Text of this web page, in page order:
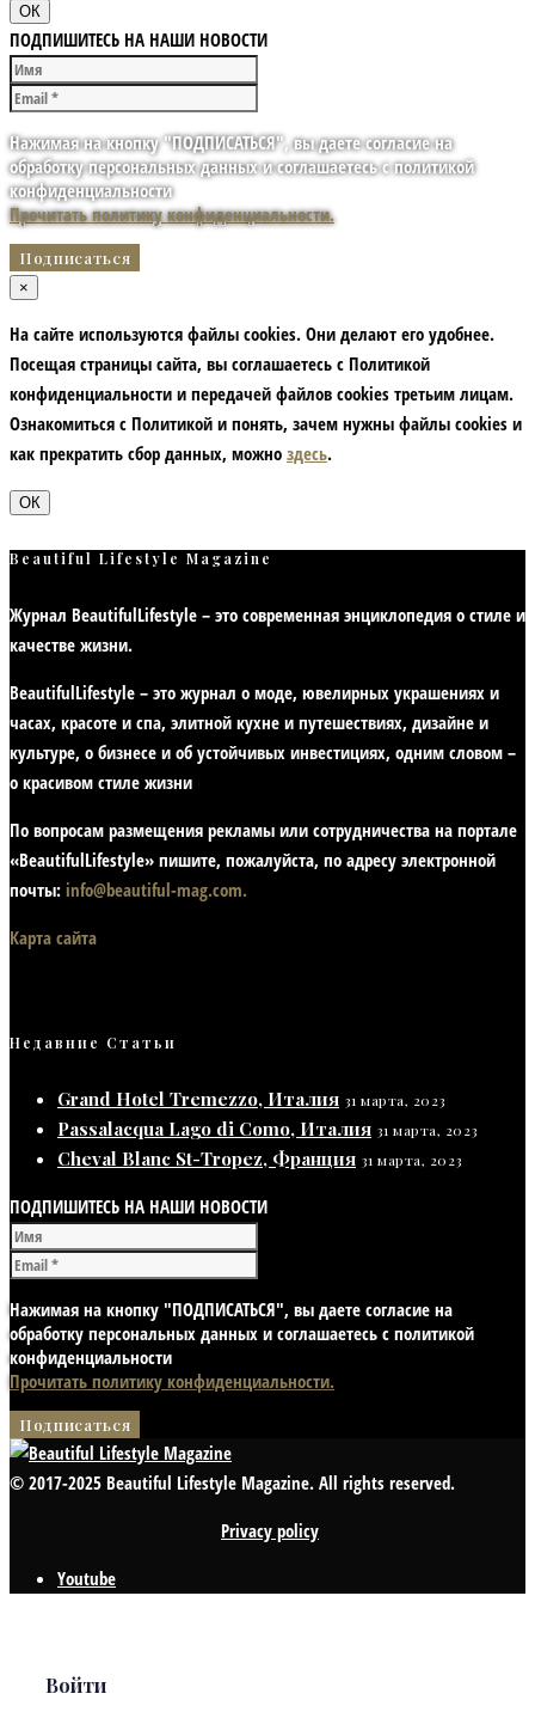
ОК
ПОДПИШИТЕСЬ НА НАШИ НОВОСТИ
Нажимая на кнопку "ПОДПИСАТЬСЯ", вы даете согласие на
обработку персональных данных и соглашаетесь с политикой
конфиденциальности
Прочитать политику конфиденциальности.
×
На сайте используются файлы cookies. Они делают его удобнее.
Посещая страницы сайта, вы соглашаетесь с Политикой
конфиденциальности и передачей файлов cookies третьим лицам.
Ознакомиться с Политикой и понять, зачем нужны файлы сookies и
как прекратить сбор данных, можно здесь.
ОК
Beautiful Lifestyle Magazine
Журнал BeautifulLifestyle – это современная энциклопедия о стиле и
качестве жизни.
BeautifulLifestyle – это журнал о моде, ювелирных украшениях и
часах, красоте и спа, элитной кухне и путешествиях, дизайне и
культуре, о бизнесе и об устойчивых инвестициях, одним словом –
о красивом стиле жизни
По вопросам размещения рекламы или сотрудничества на портале
«BeautifulLifestyle» пишите, пожалуйста, по адресу электронной
почты: info@beautiful-mag.com.
Карта сайта
Недавние Статьи
Grand Hotel Tremezzo, Италия 31 марта, 2023
Passalacqua Lago di Como, Италия 31 марта, 2023
Cheval Blanc St-Tropez, Франция 31 марта, 2023
ПОДПИШИТЕСЬ НА НАШИ НОВОСТИ
Нажимая на кнопку "ПОДПИСАТЬСЯ", вы даете согласие на
обработку персональных данных и соглашаетесь с политикой
конфиденциальности
Прочитать политику конфиденциальности.
© 2017-2025 Beautiful Lifestyle Magazine. All rights reserved.
Privacy policy
Youtube
Войти